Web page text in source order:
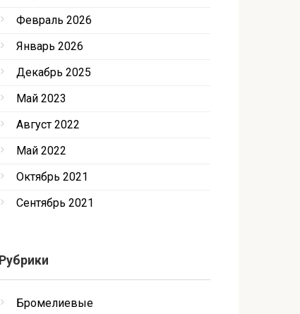
Февраль 2026
Январь 2026
Декабрь 2025
Май 2023
Август 2022
Май 2022
Октябрь 2021
Сентябрь 2021
Рубрики
Бромелиевые